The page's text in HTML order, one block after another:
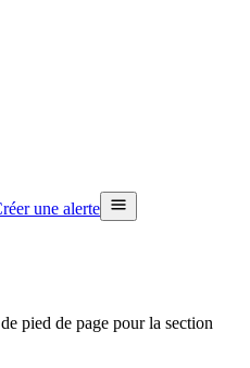
une alerte
pied de page pour la section